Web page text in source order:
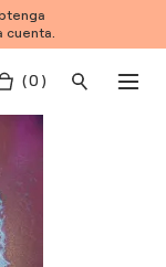
cuenta.
( 0 )